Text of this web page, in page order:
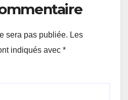
sera pas publiée. Les
indiqués avec *